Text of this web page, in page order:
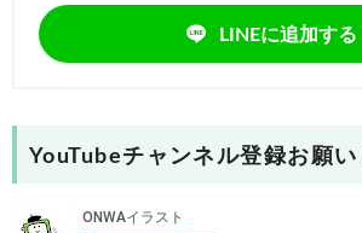
LINEに追加する
YouTubeチャンネル登録お願い